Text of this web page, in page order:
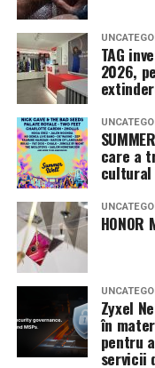
Reducerea
Îmbunătățirea
ovariană
Endometrioamele
este una dintre cele
reproductivă: la o
urmează FIV,
Argumente pentru
Acces mai
Reducerea
endometriom
Îmbunătățirea
Configurația
Modelul livrat
decentrale fotovoltaice
alimentarea unui
și a sculelor auxiliare de
Specificații
Sistem
metri
TAG
2026,
care a
cultural
Zyxel
în
pentru
servicii